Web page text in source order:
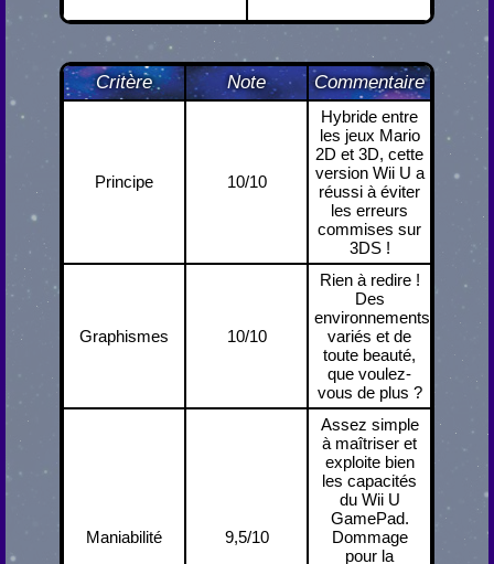
Critère Note Commentaire
Principe 10/10
Hybride entre
les jeux Mario
2D et 3D, cette
version Wii U a
réussi à éviter
les erreurs
commises sur
3DS !
Graphismes 10/10
Rien à redire !
Des
environnements
variés et de
toute beauté,
que voulez-
vous de plus ?
Maniabilité 9,5/10
Assez simple
à maîtriser et
exploite bien
les capacités
du Wii U
GamePad.
Dommage
pour la